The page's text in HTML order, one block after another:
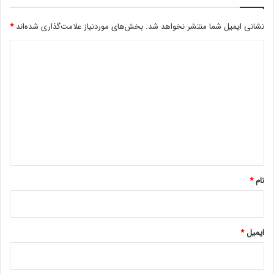
نظر بگیرید!
نشانی ایمیل شما منتشر نخواهد شد. بخش‌های موردنیاز علامت‌گذاری شده‌اند*
نام*
ایمیل*